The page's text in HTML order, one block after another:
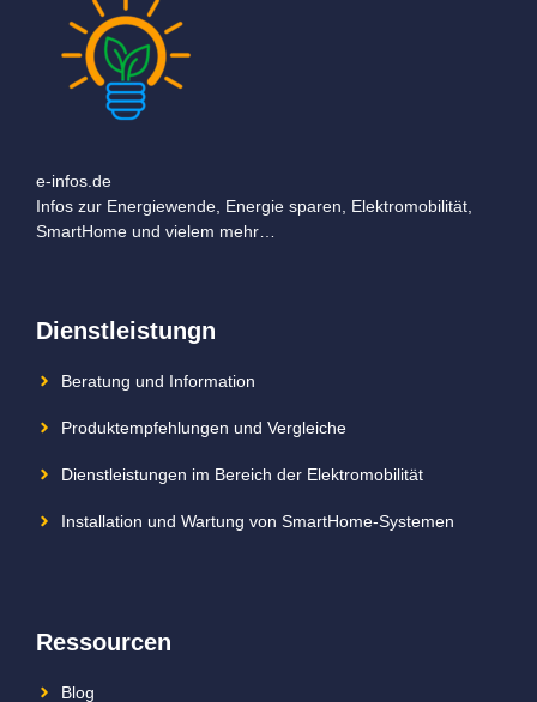
e-infos.de
Infos zur Energiewende, Energie sparen, Elektromobilität,
SmartHome und vielem mehr…
Dienstleistungn
Beratung und Information
Produktempfehlungen und Vergleiche
Dienstleistungen im Bereich der Elektromobilität
Installation und Wartung von SmartHome-Systemen
Ressourcen
Blog